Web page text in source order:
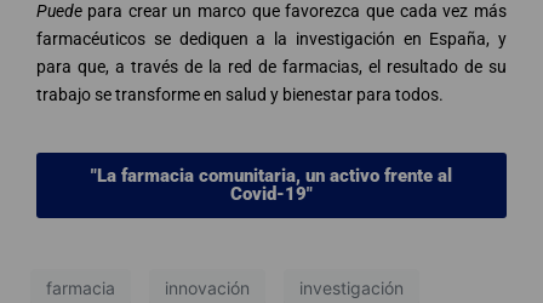
Puede para crear un marco que favorezca que cada vez más
farmacéuticos se dediquen a la investigación en España, y
para que, a través de la red de farmacias, el resultado de su
trabajo se transforme en salud y bienestar para todos.
"La farmacia comunitaria, un activo frente al
Covid-19"
farmacia innovación investigación